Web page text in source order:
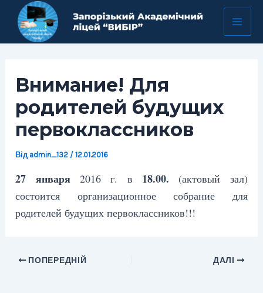
Перейти
вмісту
Внимание! Для
родителей будущих
первоклассников
Від admin_132 /12.01.2016
27 января2016 г. в 18.00. (актовый зал)
состоится организационное собрание для
родителей будущих первоклассников!!!
Навігація
запису
ПОПЕРЕДНІЙ ДАЛІ